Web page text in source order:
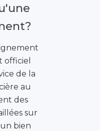
officiel
de la
au
des
sur
bien